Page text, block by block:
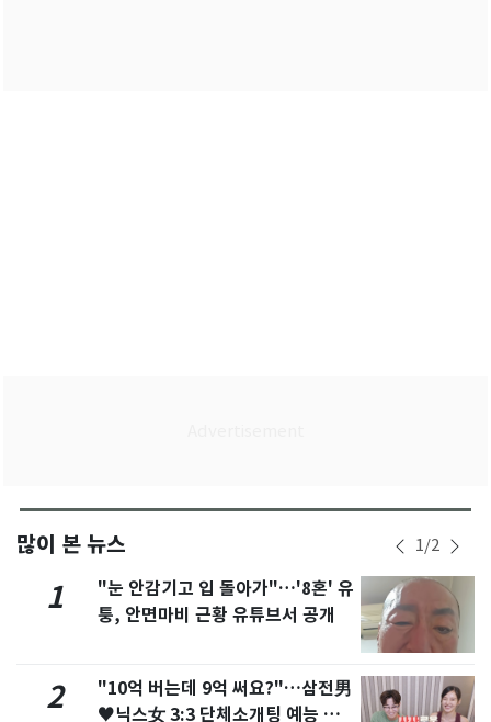
많이 본 뉴스 1/2
1
"눈 안감기고 입 돌아가"…'8혼' 유
퉁, 안면마비 근황 유튜브서 공개
2
"10억 버는데 9억 써요?"…삼전男
♥닉스女 3:3 단체소개팅 예능 화